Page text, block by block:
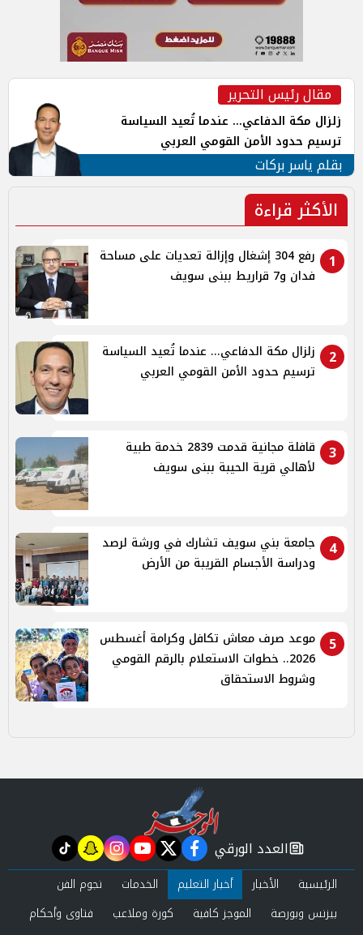
مقال رئيس التحرير
زلزال مكة الدفاعي... عندما تُعيد السياسة
ترسيم حدود الأمن القومي العربي
بقلم ياسر بركات
الأكثر قراءة
1
رفع 304 إشغال وإزالة تعديات على مساحة
فدان و7 قراريط ببنى سويف
2
زلزال مكة الدفاعي... عندما تُعيد السياسة
ترسيم حدود الأمن القومي العربي
3
قافلة مجانية قدمت 2839 خدمة طبية
لأهالي قرية الحيبة ببنى سويف
4
جامعة بني سويف تشارك في ورشة لرصد
ودراسة الأجسام القريبة من الأرض
5
موعد صرف معاش تكافل وكرامة أغسطس
2026.. خطوات الاستعلام بالرقم القومي
وشروط الاستحقاق
newspaper
العدد الورقي facebook
twitter
youtube
instagram
snapchat
tiktok
الرئيسية الأخبار أخبار التعليم الخدمات
نجوم الفن
بيزنس وبورصة
الموجز كافية كورة وملاعب
فتاوى وأحكام